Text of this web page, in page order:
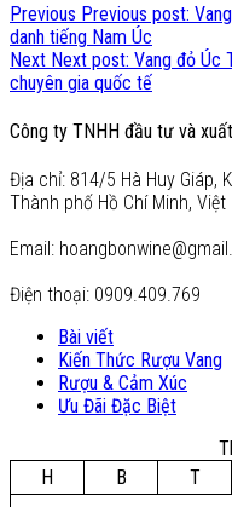
Previous Previous post:
danh tiếng Nam Úc
Next Next post: Vang đỏ Úc
chuyên gia quốc tế
Công ty TNHH đầu tư và
Địa chỉ: 814/5 Hà Huy Giáp,
Thành phố Hồ Chí Minh, Việt
Email:
Điện thoại: 0909.409.769
Bài viết
Kiến Thức Rượu Vang
Rượu & Cảm Xúc
Ưu Đãi Đặc Biệt
H
B T